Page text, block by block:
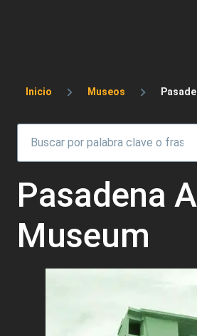
Sobrescribir enlaces
Inicio Museos
Pasadena
Museum